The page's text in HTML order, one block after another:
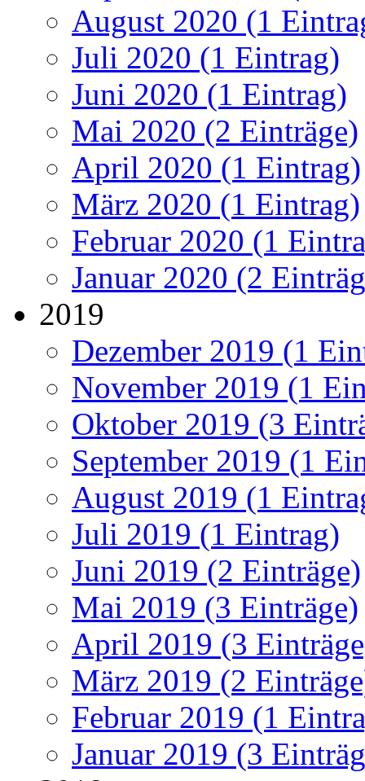
August 2020 (1
Juli 2020 (1 Eintrag)
Juni 2020 (1 Eintrag)
Mai 2020 (2 Einträge)
April 2020 (1 Eintrag)
März 2020 (1 Eintrag)
Februar 2020 (1
Januar 2020 (2
2019
Dezember 2019 (1
November 2019 (1
Oktober 2019 (3
September 2019 (1
August 2019 (1
Juli 2019 (1 Eintrag)
Juni 2019 (2 Einträge)
Mai 2019 (3 Einträge)
April 2019 (3
März 2019 (2
Februar 2019 (1
Januar 2019 (3